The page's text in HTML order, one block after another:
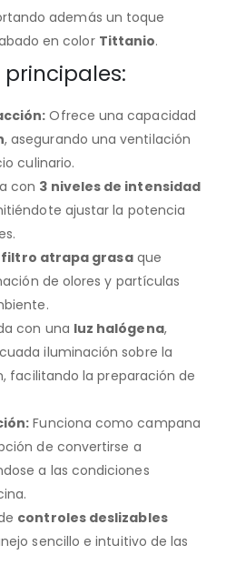
además un toque
en color Tittanio.
Ofrece una capacidad
, asegurando una ventilación
culinario.
con 3 niveles de intensidad
ajustar la potencia
filtro atrapa grasaque
de olores y partículas
con una luz halógena,
iluminación sobre la
facilitando la preparación de
Funciona como campana
de convertirse a
a las condiciones
controles deslizables
sencillo e intuitivo de las